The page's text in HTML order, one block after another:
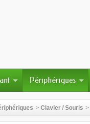
Périphériques
> Clavier / Souris >